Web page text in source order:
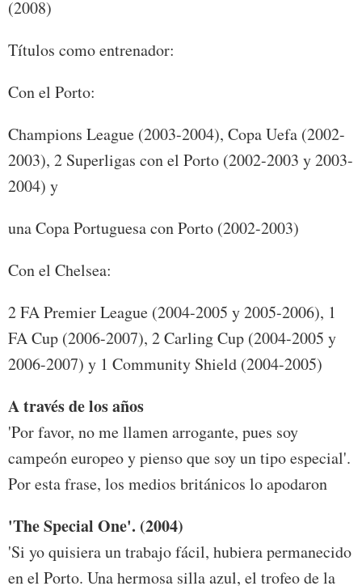
(2008)
Títulos como entrenador:
Con el Porto:
Champions League (2003-2004), Copa Uefa (2002-
2003), 2 Superligas con el Porto (2002-2003 y 2003-
2004) y
una Copa Portuguesa con Porto (2002-2003)
Con el Chelsea:
2 FA Premier League (2004-2005 y 2005-2006), 1
FA Cup (2006-2007), 2 Carling Cup (2004-2005 y
2006-2007) y 1 Community Shield (2004-2005)
A través de los años
'Por favor, no me llamen arrogante, pues soy
campeón europeo y pienso que soy un tipo especial'.
Por esta frase, los medios británicos lo apodaron
'The Special One'. (2004)
'Si yo quisiera un trabajo fácil, hubiera permanecido
en el Porto. Una hermosa silla azul, el trofeo de la